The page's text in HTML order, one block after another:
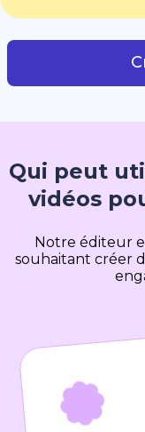
Qui peut
vidéos
Notre éditeur
souhaitant créer